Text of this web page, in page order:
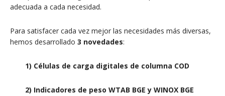
adecuada a cada necesidad.
Para satisfacer cada vez mejor las necesidades más diversas,
hemos desarrollado 3 novedades:
1) Células de carga digitales de columna COD
2) Indicadores de peso WTAB BGE y WINOX BGE